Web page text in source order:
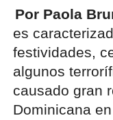
Por Paola
es
festividades,
algunos
causado gran
Dominicana